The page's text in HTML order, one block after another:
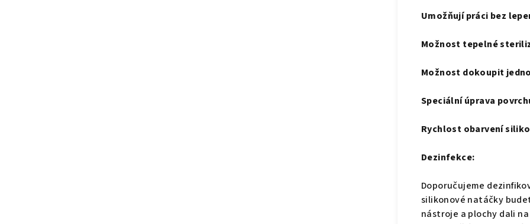
Umožňují práci bez
Možnost tepelné
Možnost dokoupit
Speciální úprava
Rychlost obarvení
Dezinfekce:
Doporučujeme
silikonové natáčky
nástroje a plochy dali